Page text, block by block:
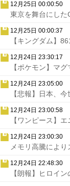
12月25日 00:00:50
東京を舞台にした
12月25日 00:00:37
【キングダム】
12月24日 23:30:17
【ポケモン】マ
12月24日 23:05:00
【悲報】日本、
12月24日 23:00:58
【ワンピース】
12月24日 23:00:30
メモリ高騰によ
12月24日 22:48:30
【朗報】ヒロイ